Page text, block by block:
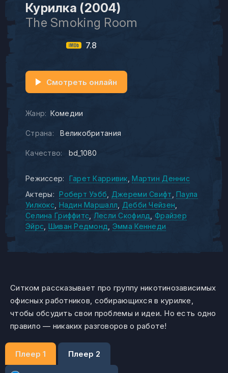
Курилка (2004)
The Smoking Room
7.8
Жанр: Комедии
Страна: Великобритания
Качество: bd_1080
Смотреть онлайн
Режиссер: Гарет Карривик Мартин Деннис
Актеры:
Роберт Уэбб Джереми Свифт Паула
Уилкокс Надин Маршалл
Дебби Чейзен
Селина Гриффитс
Лесли Скофилд Фрайзер
Эйрс Шиван Редмонд Эмма Кеннеди
Ситком рассказывает про группу никотинозависимых
офисных работников, собирающихся в курилке,
чтобы обсудить свои проблемы и идеи. Но есть одно
правило — никаких разговоров о работе!
Плеер 1 Плеер 2